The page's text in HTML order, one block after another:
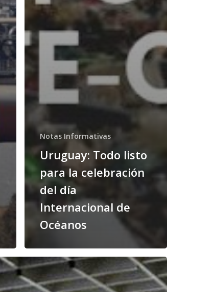
Notas Informativas
Uruguay: Todo listo
para la celebración
del día
Internacional de
Océanos